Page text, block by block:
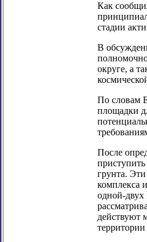
Как
стадии
В
округе, а
По словам
площадки
После
грунта.
комплекса
одной-двух
действуют